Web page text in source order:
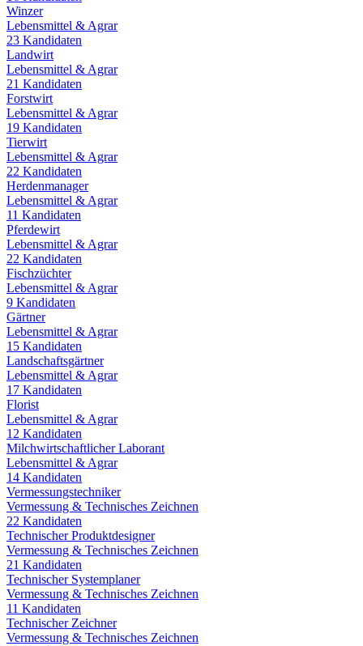
Winzer
Lebensmittel & Agrar
23 Kandidaten
Landwirt
Lebensmittel & Agrar
21 Kandidaten
Forstwirt
Lebensmittel & Agrar
19 Kandidaten
Tierwirt
Lebensmittel & Agrar
22 Kandidaten
Herdenmanager
Lebensmittel & Agrar
11 Kandidaten
Pferdewirt
Lebensmittel & Agrar
22 Kandidaten
Fischzüchter
Lebensmittel & Agrar
9 Kandidaten
Gärtner
Lebensmittel & Agrar
15 Kandidaten
Landschaftsgärtner
Lebensmittel & Agrar
17 Kandidaten
Florist
Lebensmittel & Agrar
12 Kandidaten
Milchwirtschaftlicher Laborant
Lebensmittel & Agrar
14 Kandidaten
Vermessungstechniker
Vermessung & Technisches Zeichnen
22 Kandidaten
Technischer Produktdesigner
Vermessung & Technisches Zeichnen
21 Kandidaten
Technischer Systemplaner
Vermessung & Technisches Zeichnen
11 Kandidaten
Technischer Zeichner
Vermessung & Technisches Zeichnen